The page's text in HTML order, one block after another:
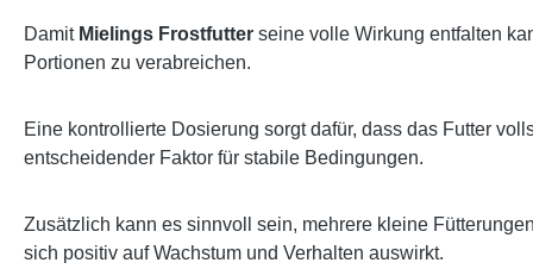
Damit Mielings Frostfutter seine volle Wirkung entfalten
Portionen zu verabreichen.
Eine kontrollierte Dosierung sorgt dafür, dass das Futter
entscheidender Faktor für stabile Bedingungen.
Zusätzlich kann es sinnvoll sein, mehrere kleine
sich positiv auf Wachstum und Verhalten auswirkt.